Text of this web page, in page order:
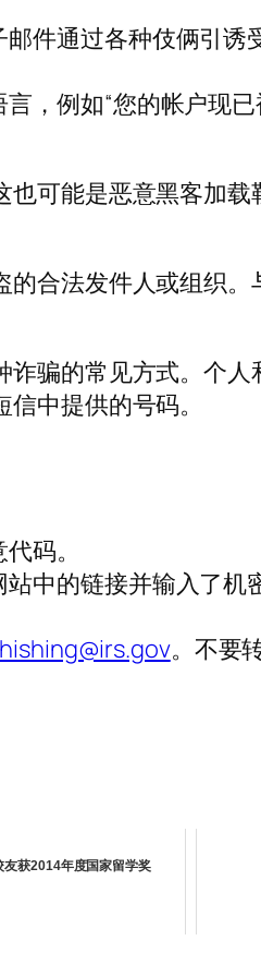
件通过各种伎俩引诱
，例如“您的帐户现
可能是恶意黑客加
合法发件人或组织
骗的常见方式。个
中提供的号码。
码。
中的链接并输入了机
。不要
获2014年度国家留学奖